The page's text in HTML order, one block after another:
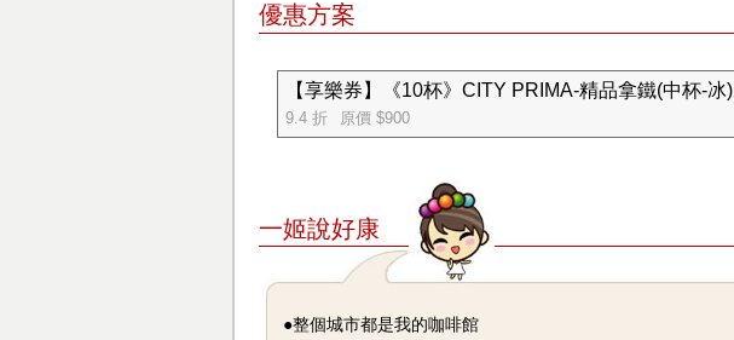
優惠方案
【享樂券】《10杯》CITY PRIMA-精品拿鐵(中杯-冰)
9.4 折 原價 $900
一姬說好康
●整個城市都是我的咖啡館